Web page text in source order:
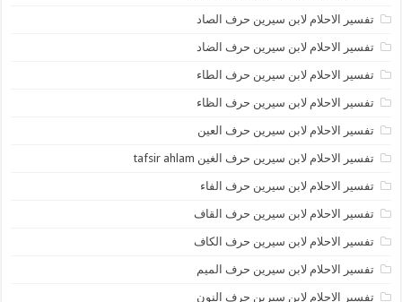
تفسير الاحلام لابن سيرين حرف الصاد
تفسير الاحلام لابن سيرين حرف الضاد
تفسير الاحلام لابن سيرين حرف الطاء
تفسير الاحلام لابن سيرين حرف الظاء
تفسير الاحلام لابن سيرين حرف العين
تفسير الاحلام لابن سيرين حرف الغين tafsir ahlam
تفسير الاحلام لابن سيرين حرف الفاء
تفسير الاحلام لابن سيرين حرف القاف
تفسير الاحلام لابن سيرين حرف الكاف
تفسير الاحلام لابن سيرين حرف الميم
تفسير الاحلام لابن سيرين حرف النون